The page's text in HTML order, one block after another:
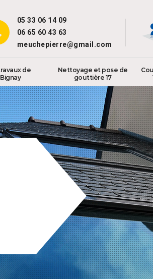
05 33 06 14 09
06 65 60 43 63
meuchepierre@gmail.com
de
Nettoyage et pose de
gouttière 17